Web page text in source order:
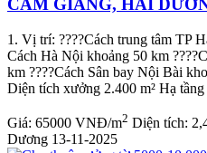
CẨM GIÀNG, HẢI
1. Vị trí: ????️Cách trung tâm TP
Cách Hà Nội khoảng 50 km
km ????️Cách Sân bay Nội Bài
Diện tích xưởng 2.400 m² Hạ
Giá: 65000 VNĐ/m2 Diện tích:
Dương 13-11-2025